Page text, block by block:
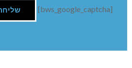
[bws_google_captcha]